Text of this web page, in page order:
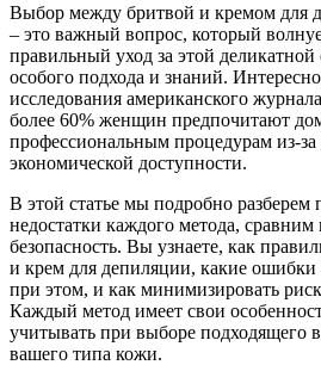
Выбор между бритвой и кремом для
– это важный вопрос, который
правильный уход за этой деликатной
особого подхода и знаний.
исследования американского
более 60% женщин предпочитают
профессиональным процедурам из-за
экономической доступности.
В этой статье мы подробно разберем
недостатки каждого метода,
безопасность. Вы узнаете, как
и крем для депиляции, какие ошибки
при этом, и как минимизировать
Каждый метод имеет свои
учитывать при выборе подходящего
вашего типа кожи.